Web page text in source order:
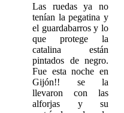
Las ruedas ya no
tenían la pegatina y
el guardabarros y lo
que protege la
catalina están
pintados de negro.
Fue esta noche en
Gijón!! se la
llevaron con las
alforjas y su